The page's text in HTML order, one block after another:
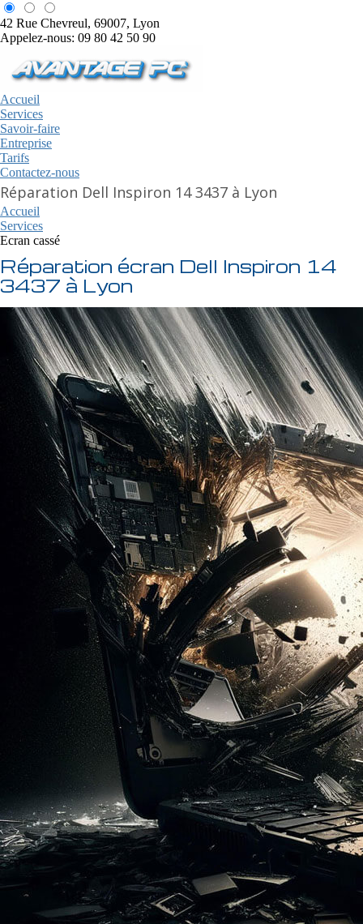
42 Rue Chevreul, 69007, Lyon
Appelez-nous: 09 80 42 50 90
Accueil
Services
Savoir-faire
Entreprise
Tarifs
Contactez-nous
Réparation Dell Inspiron 14 3437 à Lyon
Accueil
Services
Ecran cassé
Réparation écran Dell Inspiron 14
3437 à Lyon